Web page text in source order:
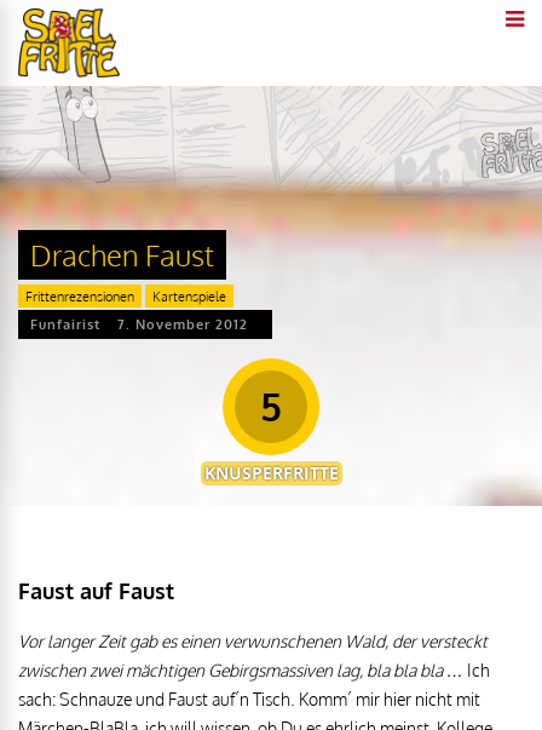
Drachen Faust
Frittenrezensionen
Kartenspiele
Funfairist
7. November 2012
5
KNUSPERFRITTE
Faust auf Faust
Vor langer Zeit gab es einen verwunschenen Wald, der versteckt
zwischen zwei mächtigen Gebirgsmassiven lag, bla bla bla … Ich
sach: Schnauze und Faust auf´n Tisch. Komm´ mir hier nicht mit